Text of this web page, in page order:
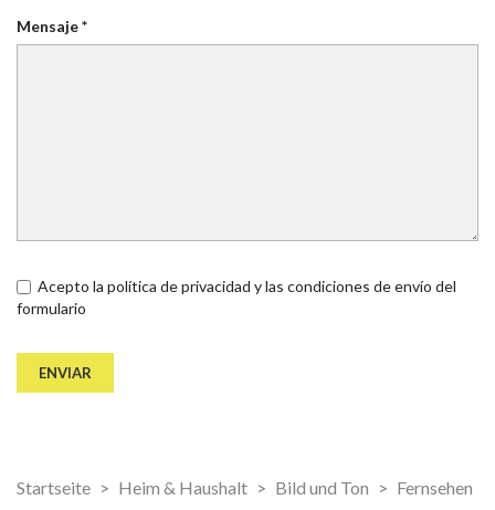
Startseite Heim & Haushalt Bild und Ton Fernsehen
Mensaje *
Acepto la política de privacidad y las condiciones de envío del
formulario